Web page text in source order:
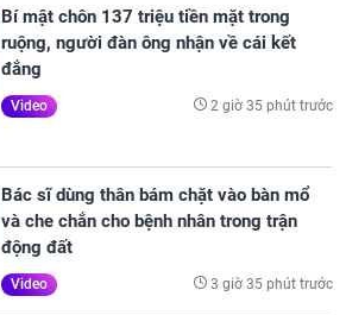
Bí mật chôn 137 triệu tiền mặt trong
ruộng, người đàn ông nhận về cái kết
đắng
Video 2 giờ 35 phút trước
Bác sĩ dùng thân bám chặt vào bàn mổ
và che chắn cho bệnh nhân trong trận
động đất
Video 3 giờ 35 phút trước